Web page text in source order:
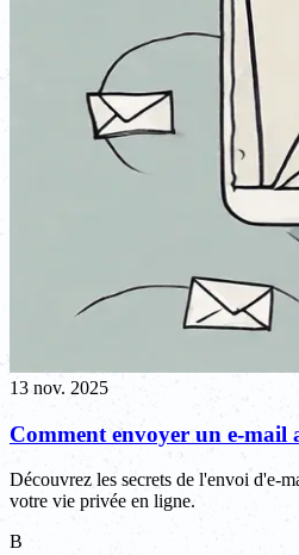
13 nov. 2025
Comment envoyer un e-mail
Découvrez les secrets de l'envoi d'e-
votre vie privée en ligne.
B